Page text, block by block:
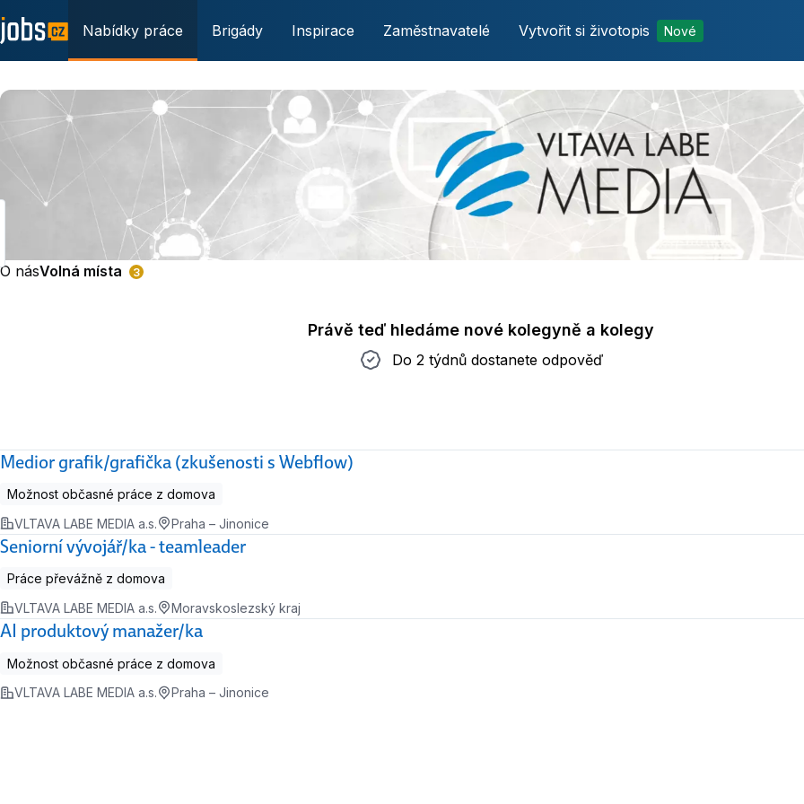
Nabídky práce Brigády Inspirace Zaměstnavatelé Vytvořit si životopis Nové
O násVolná místa 3
Právě teď hledáme nové kolegyně a kolegy
Do 2 týdnů dostanete odpověď
Do 2 týdnů dostanete odpověď
Medior grafik/grafička (zkušenosti s Webflow)
Možnost občasné práce z domova
VLTAVA LABE MEDIA a.s.
Praha – Jinonice
Seniorní vývojář/ka - teamleader
Práce převážně z domova
VLTAVA LABE MEDIA a.s.
Moravskoslezský kraj
AI produktový manažer/ka
Možnost občasné práce z domova
VLTAVA LABE MEDIA a.s.
Praha – Jinonice